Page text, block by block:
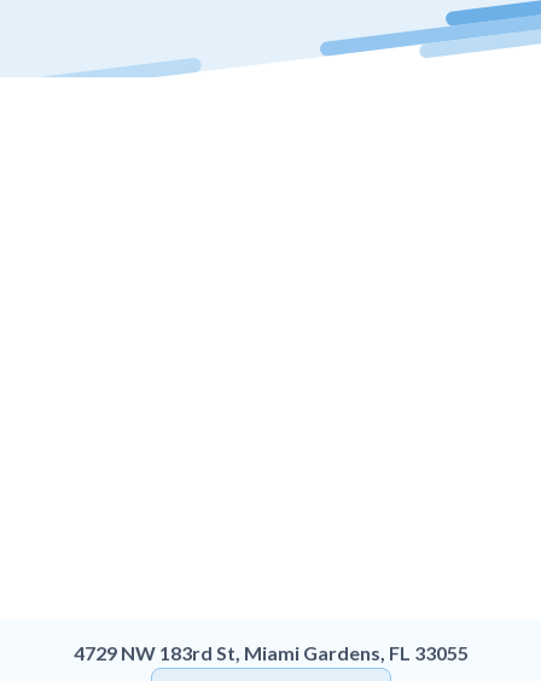
4729 NW 183rd St, Miami Gardens, FL 33055